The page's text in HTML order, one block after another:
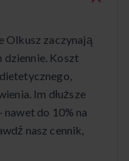
Olkusz zaczynają
dziennie. Koszt
Im dłuższe
do 10% na
nasz cennik,